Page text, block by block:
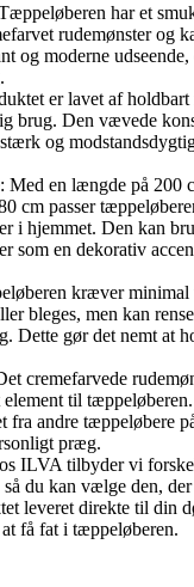
har et
rudemønster og
og moderne
er lavet af
brug. Den vævede
og
: Med en længde på 200
cm passer
i hjemmet. Den kan
som en dekorativ
kræver minimal
bleges, men kan
Dette gør det nemt at
cremefarvede
element til
fra andre tæppeløbere
præg.
ILVA tilbyder vi
du kan vælge den,
leveret direkte til din
få fat i tæppeløberen.